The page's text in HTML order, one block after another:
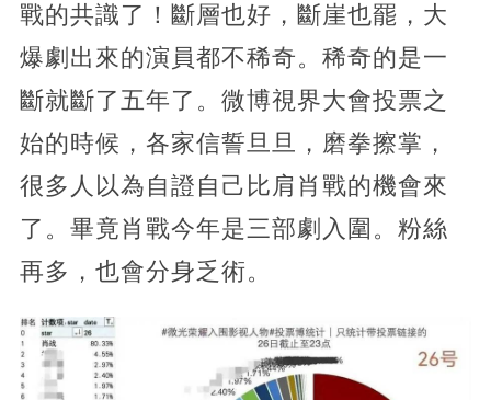
戰的共識了！斷層也好，斷崖也罷，大
爆劇出來的演員都不稀奇。稀奇的是一
斷就斷了五年了。微博視界大會投票之
始的時候，各家信誓旦旦，磨拳擦掌，
很多人以為自證自己比肩肖戰的機會來
了。畢竟肖戰今年是三部劇入圍。粉絲
再多，也會分身乏術。